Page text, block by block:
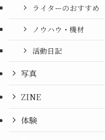
ライターのおすすめ
ノウハウ・機材
活動日記
写真
ZINE
体験